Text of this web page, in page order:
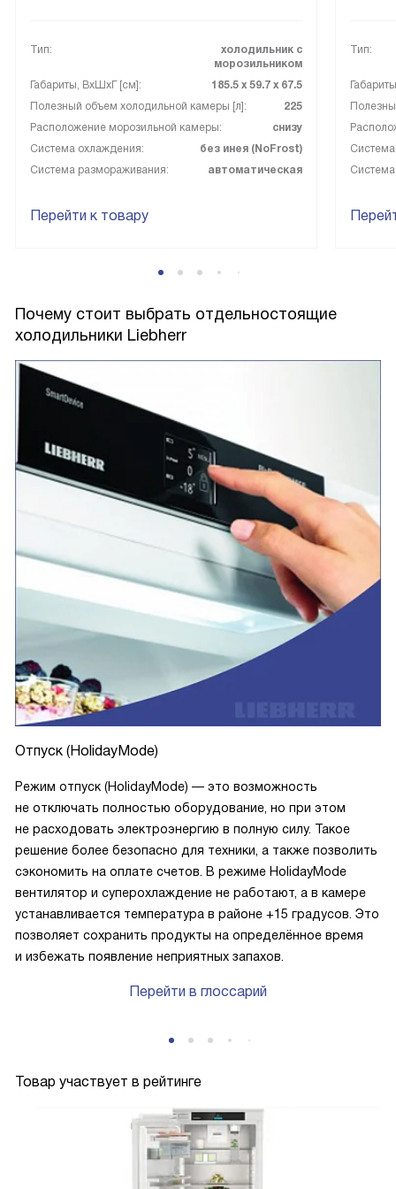
Автономное сохранение холода на 24 часа - это просто
спасение в случае отключения электроэнергии.
В общем, я очень доволен этой покупкой. Она полностью
оправдала мои ожидания и даже больше. Ни разу не
пожалел о своем выборе.
Тип:
холодильник с
морозильником
Габариты, ВxШxГ [см]:
185.5 х 59.7 х 67.5
Полезный объем холодильной камеры [л]:
225
Расположение морозильной камеры:
снизу
Система охлаждения:
без инея (NoFrost)
Система размораживания:
автоматическая
Перейти к товару
Тип:
Почему стоит выбрать отдельностоящие
холодильники Liebherr
Отпуск (HolidayMode)
Режим отпуск (HolidayMode) — это возможность
не отключать полностью оборудование, но при этом
не расходовать электроэнергию в полную силу. Такое
решение более безопасно для техники, а также позволить
сэкономить на оплате счетов. В режиме HolidayMode
вентилятор и суперохлаждение не работают, а в камере
устанавливается температура в районе +15 градусов. Это
позволяет сохранить продукты на определённое время
и избежать появление неприятных запахов.
Перейти в глоссарий
Товар участвует в рейтинге